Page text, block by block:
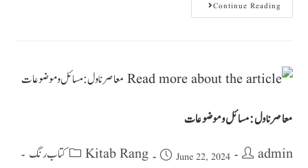
Continue Reading
معاصرناول: مسائل وموضوعات
admin
June 22, 2024
Kitab Rang کتاب رنگ